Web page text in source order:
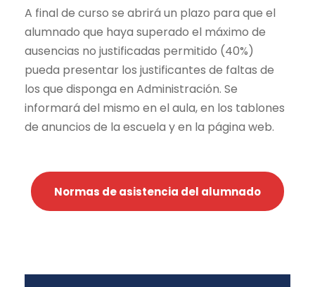
A final de curso se abrirá un plazo para que el
alumnado que haya superado el máximo de
ausencias no justificadas permitido (40%)
pueda presentar los justificantes de faltas de
los que disponga en Administración. Se
informará del mismo en el aula, en los tablones
de anuncios de la escuela y en la página web.
Normas de asistencia del alumnado